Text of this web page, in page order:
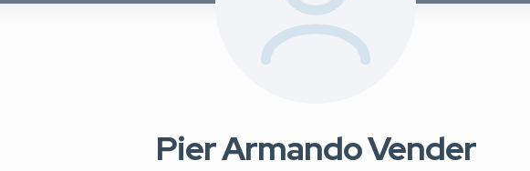
Pier Armando Vender